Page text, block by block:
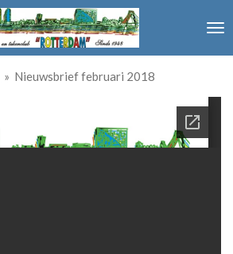
» Nieuwsbrief februari 2018